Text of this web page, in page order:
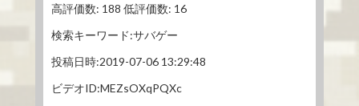
高評価数: 188 低評価数: 16
検索キーワード:サバゲー
投稿日時:2019-07-06 13:29:48
ビデオID:MEZsOXqPQXc